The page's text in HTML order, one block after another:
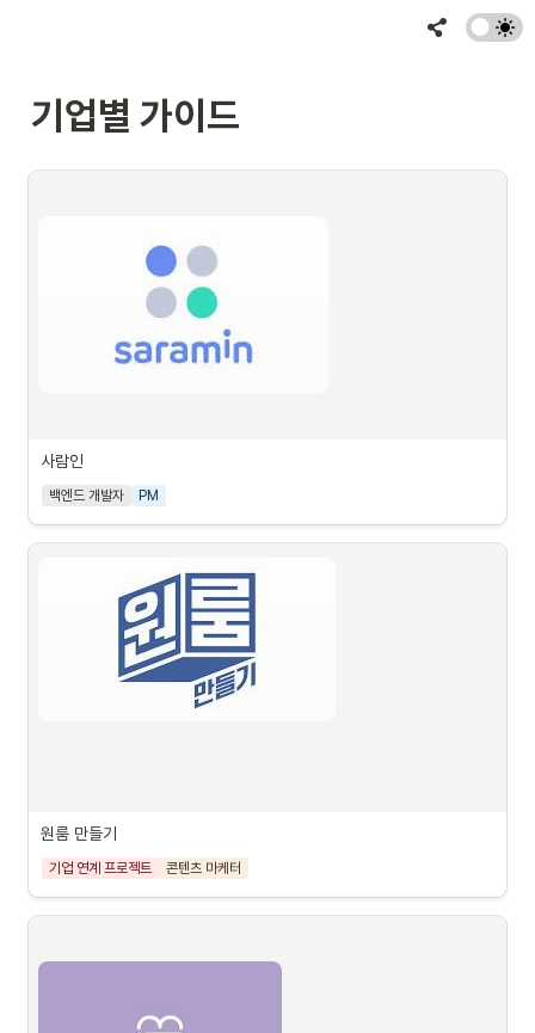
기업별 가이드
사람인
백엔드 개발자 PM
원룸 만들기
기업 연계 프로젝트 콘텐츠 마케터